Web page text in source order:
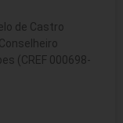
de Castro
(CREF 000698-